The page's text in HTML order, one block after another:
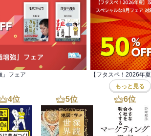
」フェア
もっと見る
4位 5位 6位